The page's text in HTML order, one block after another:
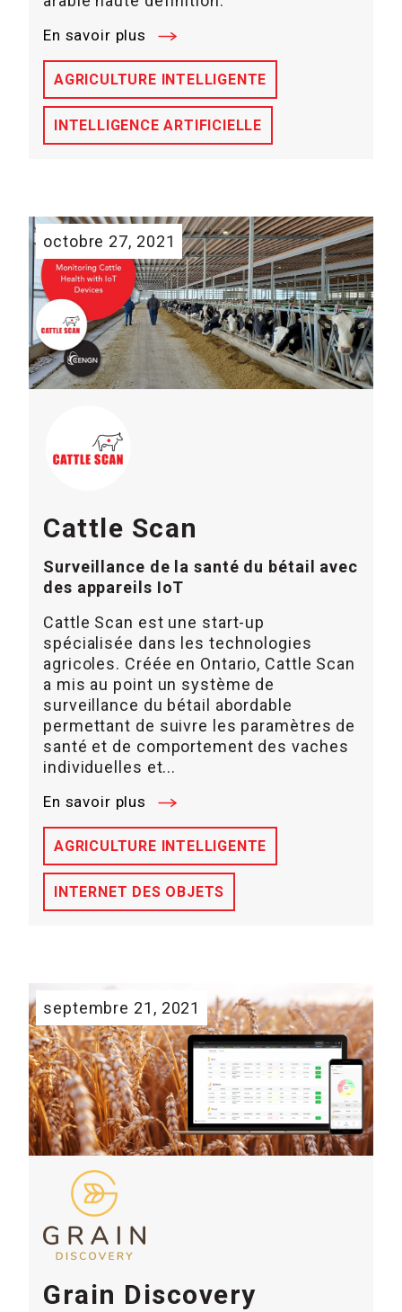
En savoir plus
AGRICULTURE INTELLIGENTE
INTELLIGENCE ARTIFICIELLE
octobre 27, 2021
Cattle Scan
Surveillance de la santé du bétail avec
des appareils IoT
Cattle Scan est une start-up
spécialisée dans les technologies
agricoles. Créée en Ontario, Cattle Scan
a mis au point un système de
surveillance du bétail abordable
permettant de suivre les paramètres de
santé et de comportement des vaches
individuelles et...
En savoir plus
AGRICULTURE INTELLIGENTE
INTERNET DES OBJETS
septembre 21, 2021
Grain Discovery